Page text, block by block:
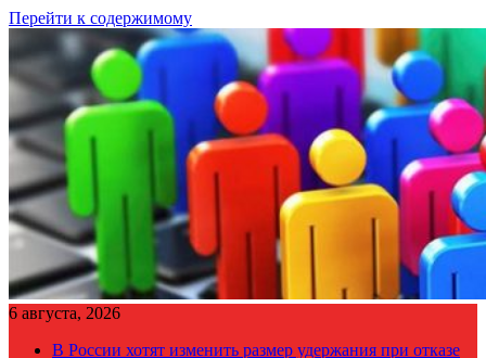
Перейти к содержимому
6 августа, 2026
В России хотят изменить размер удержания при отказе